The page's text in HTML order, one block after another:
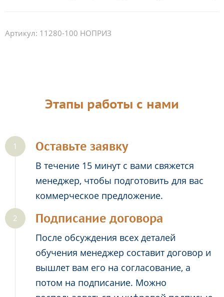
Артикул: 11280-100 НОПРИЗ
Этапы работы с нами
Оставьте заявку
В течение 15 минут с вами свяжется
менеджер, чтобы подготовить для вас
коммерческое предложение.
Подписание договора
После обсуждения всех деталей
обучения менеджер составит договор и
вышлет вам его на согласование, а
потом на подписание. Можно